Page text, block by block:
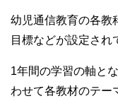
幼児通信教育の各教
目標などが設定され
1年間の学習の軸と
わせて各教材のテー